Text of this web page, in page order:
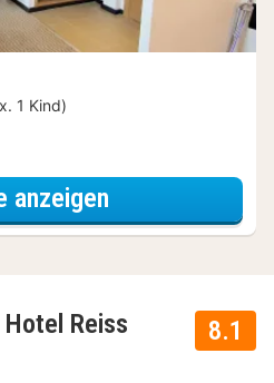
1 Kind)
anzeigen
8.1
Hotel Reiss